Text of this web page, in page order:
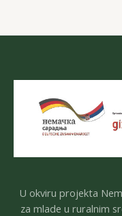
U okviru projekta
za mlade u ruralnim